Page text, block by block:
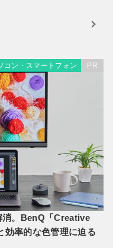
コン・スマートフォン PR
消。BenQ「Creative
効率的な色管理に迫る